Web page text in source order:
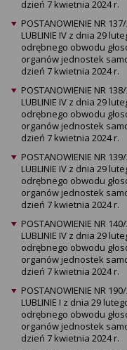
dzień 7 kwietnia 2024 r.
POSTANOWIENIE NR
LUBLINIE IV z dnia 29
odrębnego obwodu
organów jednostek
dzień 7 kwietnia 2024 r.
POSTANOWIENIE NR
LUBLINIE IV z dnia 29
odrębnego obwodu
organów jednostek
dzień 7 kwietnia 2024 r.
POSTANOWIENIE NR
LUBLINIE IV z dnia 29
odrębnego obwodu
organów jednostek
dzień 7 kwietnia 2024 r.
POSTANOWIENIE NR
LUBLINIE IV z dnia 29
odrębnego obwodu
organów jednostek
dzień 7 kwietnia 2024 r.
POSTANOWIENIE NR
LUBLINIE I z dnia 29
odrębnego obwodu
organów jednostek
dzień 7 kwietnia 2024 r.